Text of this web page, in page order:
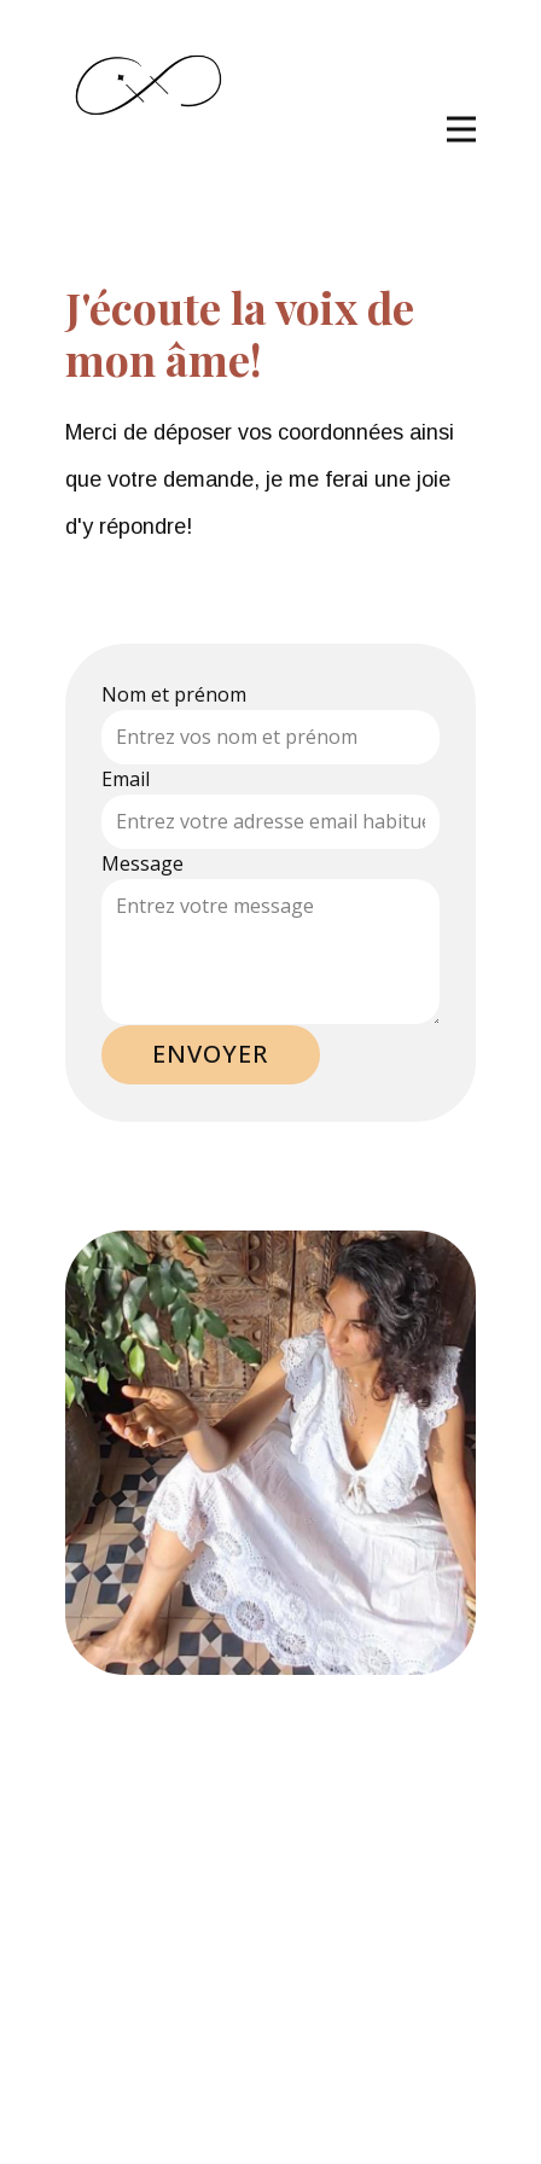
J'écoute la voix de
mon âme!
Merci de déposer vos coordonnées ainsi
que votre demande, je me ferai une joie
d'y répondre!
Nom et prénom
Email
Message
ENVOYER